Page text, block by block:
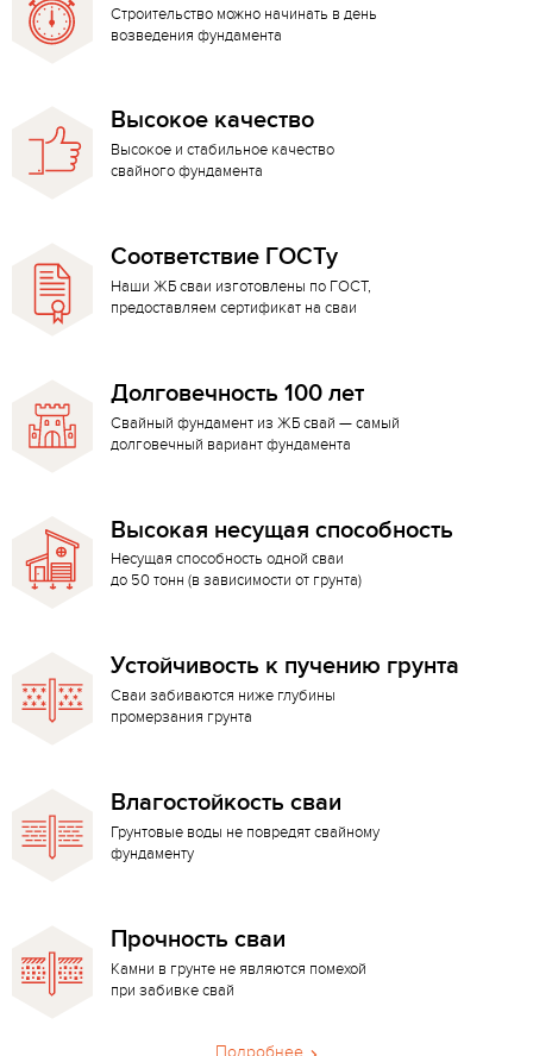
Строительство можно начинать в день
возведения фундамента
Высокое качество
Высокое и стабильное качество
свайного фундамента
Соответствие ГОСТу
Наши ЖБ сваи изготовлены по ГОСТ,
предоставляем сертификат на сваи
Долговечность 100 лет
Свайный фундамент из ЖБ свай — самый
долговечный вариант фундамента
Высокая несущая способность
Несущая способность одной сваи
до 50 тонн (в зависимости от грунта)
Устойчивость к пучению грунта
Сваи забиваются ниже глубины
промерзания грунта
Влагостойкость сваи
Грунтовые воды не повредят свайному
фундаменту
Прочность сваи
Камни в грунте не являются помехой
при забивке свай
Подробнее